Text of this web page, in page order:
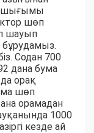
шығымы
шөп
шауып
бұрудамыз.
Содан 700
дана бума
орақ
шөп
орамадан
1000
кезде ай